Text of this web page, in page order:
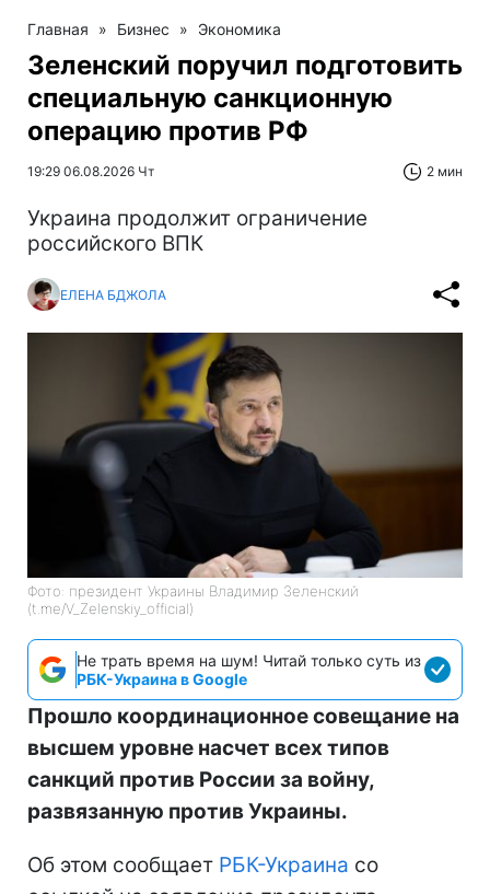
Главная » Бизнес » Экономика
Зеленский поручил подготовить
специальную санкционную
операцию против РФ
19:29 06.08.2026 Чт 2 мин
Украина продолжит ограничение
российского ВПК
ЕЛЕНА БДЖОЛА
Фото: президент Украины Владимир Зеленский
(t.me/V_Zelenskiy_official)
Не трать время на шум! Читай только суть из
РБК-Украина в Google
Прошло координационное совещание на
высшем уровне насчет всех типов
санкций против России за войну,
развязанную против Украины.
Об этом сообщает РБК-Украина со